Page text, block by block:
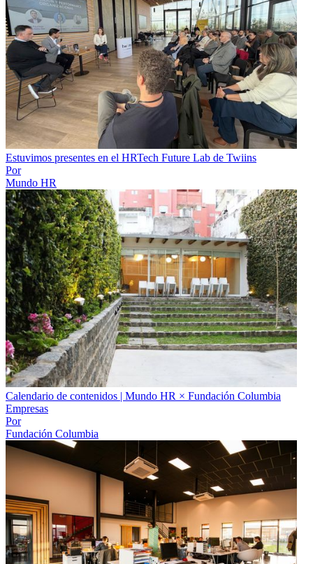
Estuvimos presentes en el HRTech Future Lab de Twiins
Por
Mundo HR
Calendario de contenidos | Mundo HR × Fundación Columbia
Empresas
Por
Fundación Columbia